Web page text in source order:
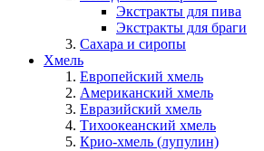
Экстракты для пива
Экстракты для браги
Сахара и сиропы
Хмель
Европейский хмель
Американский хмель
Евразийский хмель
Тихоокеанский хмель
Крио-хмель (лупулин)